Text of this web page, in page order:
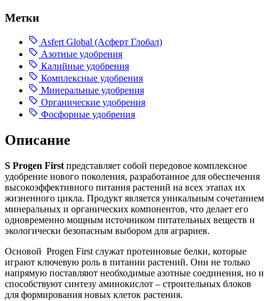
Метки
Asfert Global (Асферт Глобал)
Азотные удобрения
Калийные удобрения
Комплексные удобрения
Минеральные удобрения
Органические удобрения
Фосфорные удобрения
Описание
S Progen First представляет собой передовое комплексное
удобрение нового поколения, разработанное для обеспечения
высокоэффективного питания растений на всех этапах их
жизненного цикла. Продукт является уникальным сочетанием
минеральных и органических компонентов, что делает его
одновременно мощным источником питательных веществ и
экологически безопасным выбором для аграриев.
Основой Progen First служат протеиновые белки, которые
играют ключевую роль в питании растений. Они не только
напрямую поставляют необходимые азотные соединения, но и
способствуют синтезу аминокислот – строительных блоков
для формирования новых клеток растения.